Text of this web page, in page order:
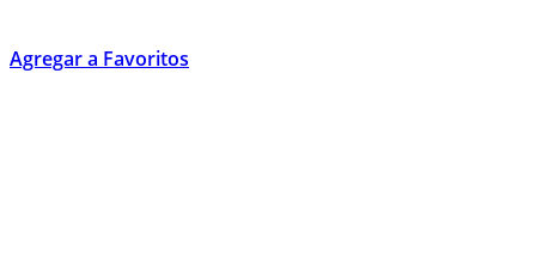
Agregar a Favoritos